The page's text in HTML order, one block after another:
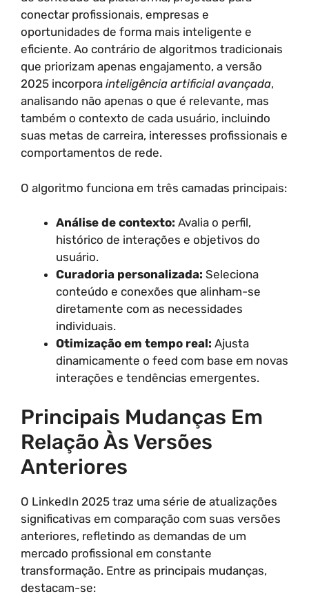
conectar profissionais, empresas e
oportunidades de forma mais inteligente e
eficiente. Ao contrário de algoritmos tradicionais
que priorizam apenas engajamento, a versão
2025 incorpora inteligência artificial avançada,
analisando não apenas o que é relevante, mas
também o contexto de cada usuário, incluindo
suas metas de carreira, interesses profissionais e
comportamentos de rede.
O algoritmo funciona em três camadas principais:
Análise de contexto: Avalia o perfil,
histórico de interações e objetivos do
usuário.
Curadoria personalizada: Seleciona
conteúdo e conexões que alinham-se
diretamente com as necessidades
individuais.
Otimização em tempo real: Ajusta
dinamicamente o feed com base em novas
interações e tendências emergentes.
Principais Mudanças Em
Relação Às Versões
Anteriores
O LinkedIn 2025 traz uma série de atualizações
significativas em comparação com suas versões
anteriores, refletindo as demandas de um
mercado profissional em constante
transformação. Entre as principais mudanças,
destacam-se: